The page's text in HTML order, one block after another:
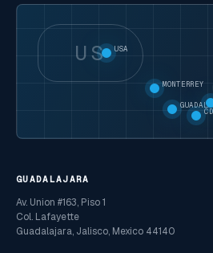
US USA
MONTERREY
GUADALAJARA
Av. Union #163, Piso 1
Col. Lafayette
Guadalajara, Jalisco, Mexico 44140